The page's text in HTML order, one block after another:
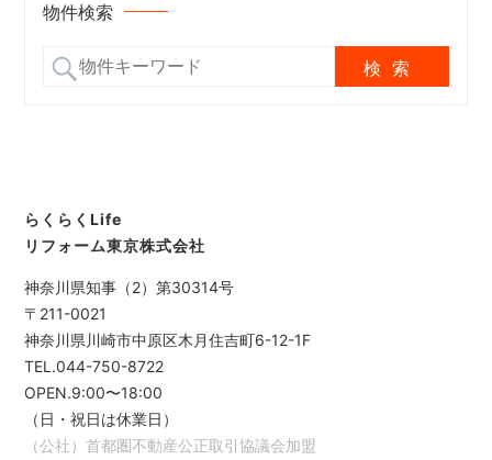
物件検索
らくらくLife
リフォーム東京株式会社
神奈川県知事（2）第30314号
〒211-0021
神奈川県川崎市中原区木月住吉町6-12-1F
TEL.044-750-8722
OPEN.9:00〜18:00
（日・祝日は休業日）
（公社）首都圏不動産公正取引協議会加盟